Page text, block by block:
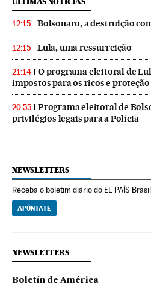
12:15 Bolsonaro, a destruição
12:15 Lula, uma ressurreição
21:14
O programa eleitoral de
impostos para os ricos e
20:55
Programa eleitoral de
privilégios legais para a Polícia
NEWSLETTERS
Receba o boletim diário do EL PAÍS Brasil
APÚNTATE
NEWSLETTERS
Boletín de América